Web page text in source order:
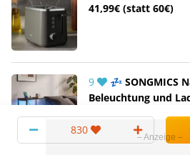
41,99€ (statt 60€)
9
💤 SONGMICS
Beleuchtung und
830